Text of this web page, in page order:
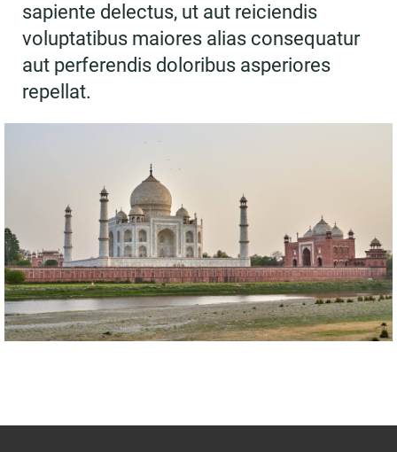
sapiente delectus, ut aut reiciendis
voluptatibus maiores alias consequatur
aut perferendis doloribus asperiores
repellat.